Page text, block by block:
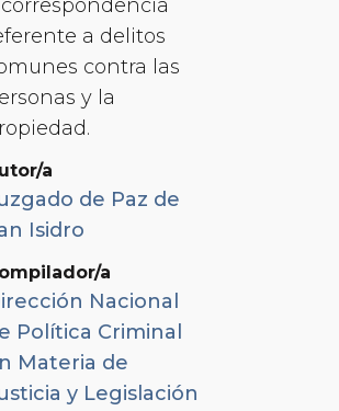
a delitos
contra las
y la
a
de Paz de
Isidro
a
Nacional
Política Criminal
Materia de
y Legislación